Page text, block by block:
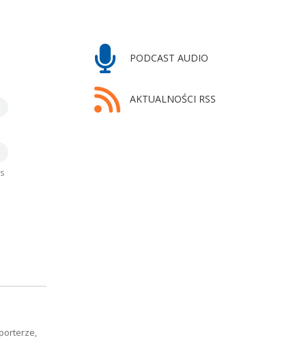
PODCAST AUDIO
AKTUALNOŚCI RSS